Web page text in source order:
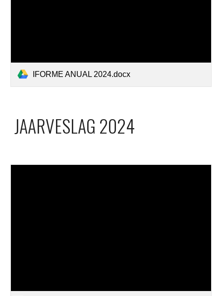
IFORME ANUAL 2024.docx
JAARVESLAG 2024